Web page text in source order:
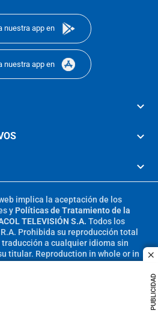
PUBLICIDAD
nuestra app en
nuestra app en
implica la aceptación de los
y Políticas de Tratamiento de la
TELEVISIÓN S.A. Todos los
Prohibida su reproducción total
a cualquier idioma sin
titular. Reproduction in whole or in